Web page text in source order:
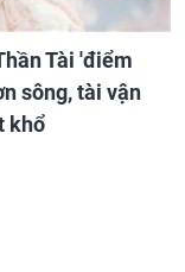
Tài 'điểm
sông, tài vận
khổ